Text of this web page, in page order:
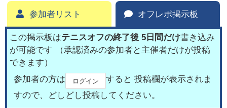
参加者リスト オフレポ掲示板
この掲示板はテニスオフの終了後 5日間だけ書き込み
が可能です （承認済みの参加者と主催者だけが投稿
できます）
参加者の方は
ログイン
すると 投稿欄が表示されま
すので、どしどし投稿してください。